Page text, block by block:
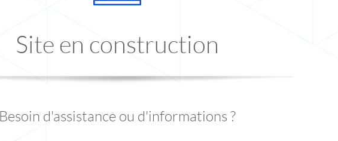
Site en construction
Besoin d'assistance ou d'informations ?